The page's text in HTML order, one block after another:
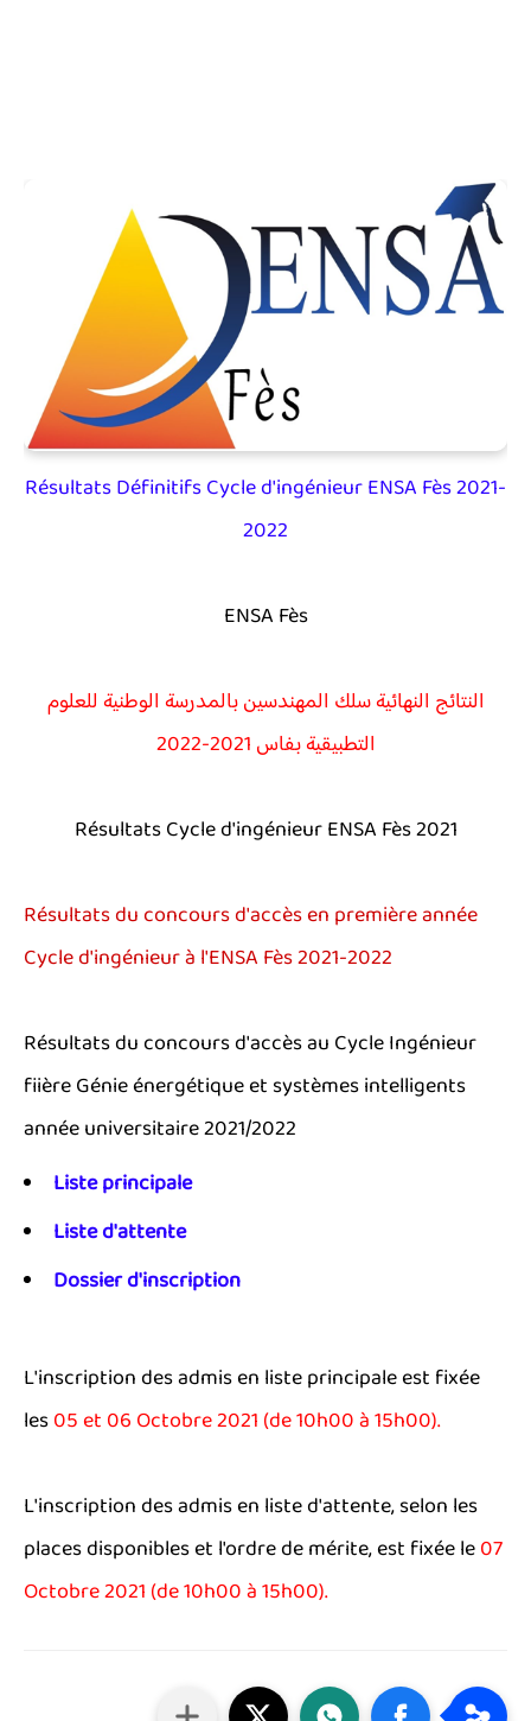
Résultats Définitifs Cycle d'ingénieur ENSA Fès 2021-
2022
ENSA Fès
النتائج النهائية سلك المهندسين بالمدرسة الوطنية للعلوم
التطبيقية بفاس 2021-2022
Résultats Cycle d'ingénieur ENSA Fès 2021
Résultats du concours d'accès en première année
Cycle d'ingénieur à l'ENSA Fès 2021-2022
Résultats du concours d'accès au Cycle Ingénieur
fiière Génie énergétique et systèmes intelligents
année universitaire 2021/2022
Liste principale
Liste d'attente
Dossier d'inscription
L'inscription des admis en liste principale est fixée
les05 et 06 Octobre 2021 (de 10h00 à 15h00).
L'inscription des admis en liste d'attente, selon les
places disponibles et l'ordre de mérite, est fixée le07
Octobre 2021 (de 10h00 à 15h00).